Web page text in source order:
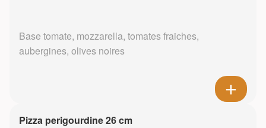
Base tomate, mozzarella, tomates fraiches,
aubergines, olives noires
Pizza perigourdine 26 cm